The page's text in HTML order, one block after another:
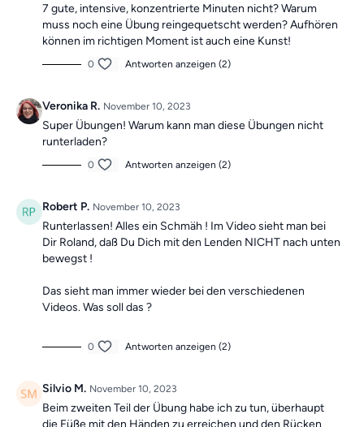
denn die Übungseinheiten sind unabhängig voneinander.
In der Kategorie“Vergangene Trainings des
Tages”findest du jederzeitalle vergangen Einheiten.
7 gute, intensive, konzentrierte Minuten nicht? Warum
muss noch eine Übung reingequetscht werden? Aufhören
können im richtigen Moment ist auch eine Kunst!
0 Antworten anzeigen (2)
Veronika R. November 10, 2023
Super Übungen! Warum kann man diese Übungen nicht
runterladen?
0 Antworten anzeigen (2)
Robert P. November 10, 2023
Runterlassen! Alles ein Schmäh ! Im Video sieht man bei
Dir Roland, daß Du Dich mit den Lenden NICHT nach unten
bewegst !
Das sieht man immer wieder bei den verschiedenen
Videos. Was soll das ?
0 Antworten anzeigen (2)
Silvio M. November 10, 2023
Beim zweiten Teil der Übung habe ich zu tun, überhaupt
die Füße mit den Händen zu erreichen und den Rücken